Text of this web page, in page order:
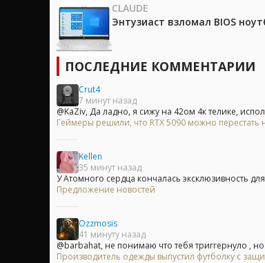
CLAUDE
Энтузиаст взломал BIOS
ПОСЛЕДНИЕ КОММЕНТАРИИ
Crut4
7 минут назад
@KaZiv, Да ладно, я сижу на 42ом 4к телике,
Геймеры решили, что RTX 5090 можно перестать
Kellen
35 минут назад
У Атомного сердца кончалась эксклюзивность
Предложение новостей
Ozzmosis
41 минуту назад
@barbahat, не понимаю что тебя триггернуло ,
Производитель одежды выпустил футболку с